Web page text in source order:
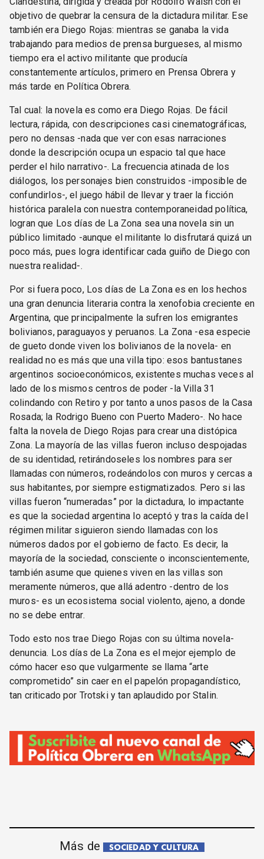
objetivo de quebrar la censura de la dictadura militar. Ese
también era Diego Rojas: mientras se ganaba la vida
trabajando para medios de prensa burgueses, al mismo
tiempo era el activo militante que producía
constantemente artículos, primero en Prensa Obrera y
más tarde en Política Obrera.
Tal cual: la novela es como era Diego Rojas. De fácil
lectura, rápida, con descripciones casi cinematográficas,
pero no densas -nada que ver con esas narraciones
donde la descripción ocupa un espacio tal que hace
perder el hilo narrativo-. La frecuencia atinada de los
diálogos, los personajes bien construidos -imposible de
confundirlos-, el juego hábil de llevar y traer la ficción
histórica paralela con nuestra contemporaneidad política,
logran que Los días de La Zona sea una novela sin un
público limitado -aunque el militante lo disfrutará quizá un
poco más, pues logra identificar cada guiño de Diego con
nuestra realidad-.
Por si fuera poco, Los días de La Zona es en los hechos
una gran denuncia literaria contra la xenofobia creciente en
Argentina, que principalmente la sufren los emigrantes
bolivianos, paraguayos y peruanos. La Zona -esa especie
de gueto donde viven los bolivianos de la novela- en
realidad no es más que una villa tipo: esos bantustanes
argentinos socioeconómicos, existentes muchas veces al
lado de los mismos centros de poder -la Villa 31
colindando con Retiro y por tanto a unos pasos de la Casa
Rosada; la Rodrigo Bueno con Puerto Madero-. No hace
falta la novela de Diego Rojas para crear una distópica
Zona. La mayoría de las villas fueron incluso despojadas
de su identidad, retirándoseles los nombres para ser
llamadas con números, rodeándolos con muros y cercas a
sus habitantes, por siempre estigmatizados. Pero si las
villas fueron “numeradas” por la dictadura, lo impactante
es que la sociedad argentina lo aceptó y tras la caída del
régimen militar siguieron siendo llamadas con los
números dados por el gobierno de facto. Es decir, la
mayoría de la sociedad, consciente o inconscientemente,
también asume que quienes viven en las villas son
meramente números, que allá adentro -dentro de los
muros- es un ecosistema social violento, ajeno, a donde
no se debe entrar.
Todo esto nos trae Diego Rojas con su última novela-
denuncia. Los días de La Zona es el mejor ejemplo de
cómo hacer eso que vulgarmente se llama “arte
comprometido” sin caer en el papelón propagandístico,
tan criticado por Trotski y tan aplaudido por Stalin.
Más de SOCIEDAD Y CULTURA